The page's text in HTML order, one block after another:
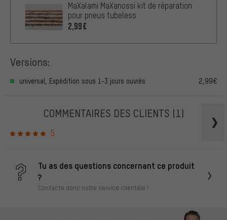
MaXalami MaXanossi kit de réparation
pour pneus tubeless
2,99€
Versions:
universal, Expédition sous 1-3 jours ouvrés 2,99€
COMMENTAIRES DES CLIENTS (1)
5
Tu as des questions concernant ce produit
?
Contacte donc notre service clientèle !